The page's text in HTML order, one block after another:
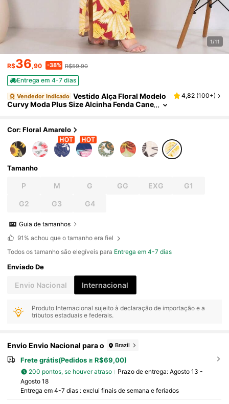
1/11
R$36,90 -38% R$59,90
Entrega em 4-7 dias
Vendedor Indicado Vestido Alça Floral Modelo
Curvy Moda Plus Size Alcinha Fenda Cane
4,82 (100+)
Cor: Floral Amarelo
Tamanho
P M G GG EXG G1
G2 G3 G4
Guia de tamanhos
91% achou que o tamanho era fiel
Todos os tamanho são elegíveis para Entrega em 4-7 dias
Enviado De
Envio Nacional Internacional
Produto Internacional sujeito à declaração de importação e a
tributos estaduais e federais.
Envio Envio Nacional para o Brazil
Frete grátis(Pedidos ≥ R$69,00)
200 pontos, se houver atraso Prazo de entrega: Agosto 13 -
Agosto 18
Entrega em 4-7 dias : exclui finais de semana e feriados